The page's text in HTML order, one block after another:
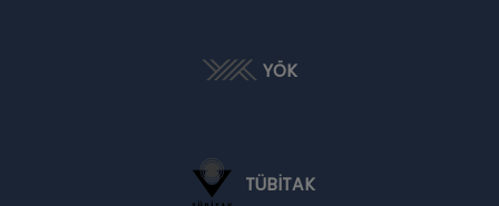
YÖK
TÜBİTAK